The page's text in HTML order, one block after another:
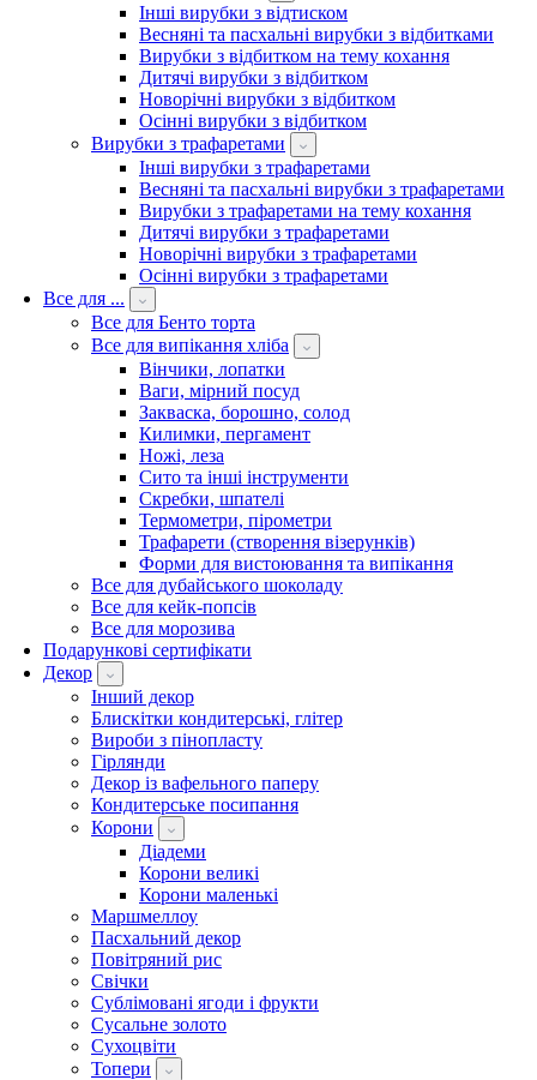
Інші вирубки з відтиском
Весняні та пасхальні вирубки з відбитками
Вирубки з відбитком на тему кохання
Дитячі вирубки з відбитком
Новорічні вирубки з відбитком
Осінні вирубки з відбитком
Вирубки з трафаретами
Інші вирубки з трафаретами
Весняні та пасхальні вирубки з трафаретами
Вирубки з трафаретами на тему кохання
Дитячі вирубки з трафаретами
Новорічні вирубки з трафаретами
Осінні вирубки з трафаретами
Все для ...
Все для Бенто торта
Все для випікання хліба
Вінчики, лопатки
Ваги, мірний посуд
Закваска, борошно, солод
Килимки, пергамент
Ножі, леза
Сито та інші інструменти
Скребки, шпателі
Термометри, пірометри
Трафарети (створення візерунків)
Форми для вистоювання та випікання
Все для дубайського шоколаду
Все для кейк-попсів
Все для морозива
Подарункові сертифікати
Декор
Інший декор
Блискітки кондитерські, глітер
Вироби з пінопласту
Гірлянди
Декор із вафельного паперу
Кондитерське посипання
Корони
Діадеми
Корони великі
Корони маленькі
Маршмеллоу
Пасхальний декор
Повітряний рис
Свічки
Сублімовані ягоди і фрукти
Сусальне золото
Сухоцвіти
Топери